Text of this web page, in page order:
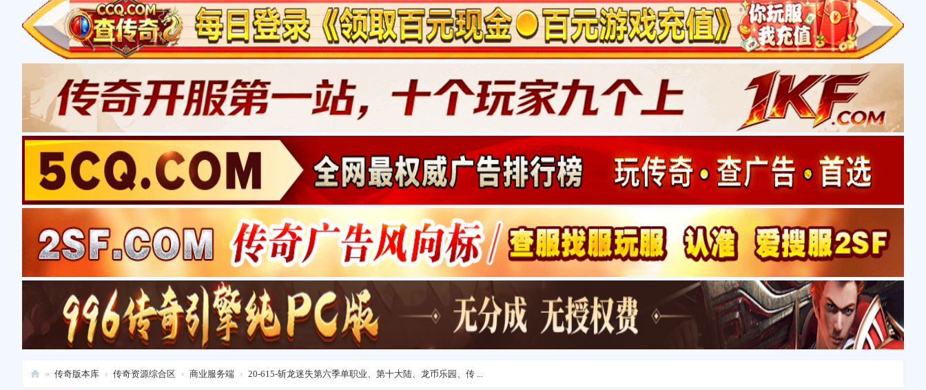
» 传奇版本库 › 传奇资源综合区 › 商业服务端 › 20-615-斩龙迷失第六季单职业、第十大陆、龙币乐园、传 ...